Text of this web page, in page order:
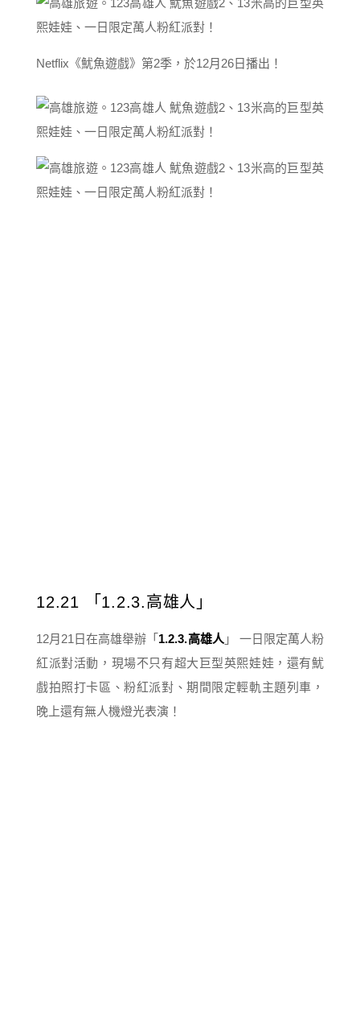
Netflix《魷魚遊戲》第2季，於12月26日播出！
12.21 「1.2.3.高雄人」
12月21日在高雄舉辦「 1.2.3.高雄人 」 一日限定萬人粉
紅派對活動，現場不只有超大巨型英熙娃娃，還有魷
戲拍照打卡區、粉紅派對、期間限定輕軌主題列車，
晚上還有無人機燈光表演！